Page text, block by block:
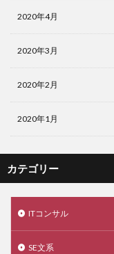
2020年4月
2020年3月
2020年2月
2020年1月
カテゴリー
ITコンサル
SE文系